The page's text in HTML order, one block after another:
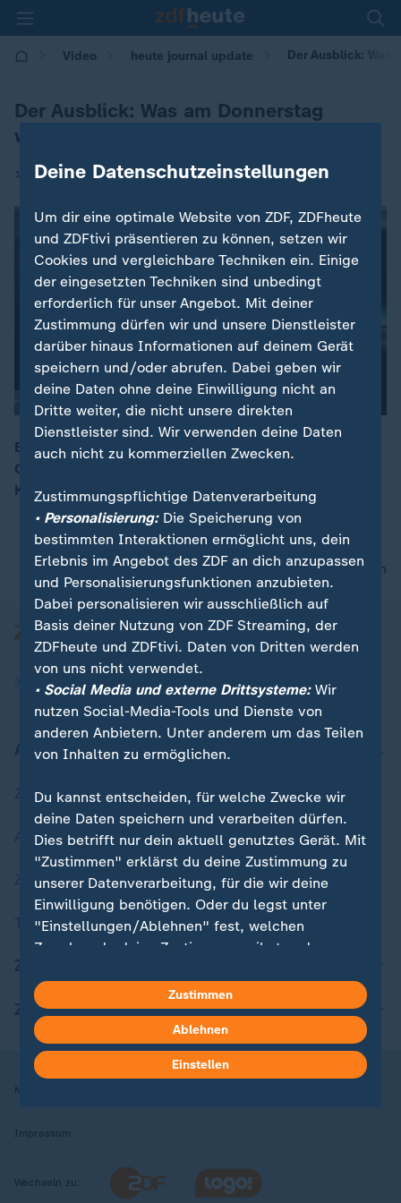
Video heute journal update Der Ausblick: Was
Der Ausblick: Was am Donnerstag
wichtig ist
11.12.2025 | 00:45
Entscheidung zum Tanker der Schattenflotte /
Grundsatzrede von NATO-Generalsekretär Rutte /
Kinderrechte-Index
nach oben
Aktuell bei ZDFheute
Zuletzt veröffentlicht
Aktuelle Sendungs-Videos
ZDFheute Stories
Themen im Überblick
ZDFheute Apps
Nutzungsbedingungen
Impressum
Wechseln zu:
Deine Datenschutzeinstellungen
Um dir eine optimale Website von ZDF, ZDFheute
und ZDFtivi präsentieren zu können, setzen wir
Cookies und vergleichbare Techniken ein. Einige
der eingesetzten Techniken sind unbedingt
erforderlich für unser Angebot. Mit deiner
Zustimmung dürfen wir und unsere Dienstleister
darüber hinaus Informationen auf deinem Gerät
speichern und/oder abrufen. Dabei geben wir
deine Daten ohne deine Einwilligung nicht an
Dritte weiter, die nicht unsere direkten
Dienstleister sind. Wir verwenden deine Daten
auch nicht zu kommerziellen Zwecken.
Zustimmungspflichtige Datenverarbeitung
• Personalisierung:Die Speicherung von
bestimmten Interaktionen ermöglicht uns, dein
Erlebnis im Angebot des ZDF an dich anzupassen
und Personalisierungsfunktionen anzubieten.
Dabei personalisieren wir ausschließlich auf
Basis deiner Nutzung von ZDF Streaming, der
ZDFheute und ZDFtivi. Daten von Dritten werden
von uns nicht verwendet.
• Social Media und externe Drittsysteme:Wir
nutzen Social-Media-Tools und Dienste von
anderen Anbietern. Unter anderem um das Teilen
von Inhalten zu ermöglichen.
Du kannst entscheiden, für welche Zwecke wir
deine Daten speichern und verarbeiten dürfen.
Dies betrifft nur dein aktuell genutztes Gerät. Mit
"Zustimmen" erklärst du deine Zustimmung zu
unserer Datenverarbeitung, für die wir deine
Einwilligung benötigen. Oder du legst unter
"Einstellungen/Ablehnen" fest, welchen
Zwecken du deine Zustimmung gibst und
kannst du jederzeit mit Wirkung für die Zukunft
in deinen Einstellungen widerrufen oder ändern.
Hier findest du das Impressum.
Weitere Informationen findest du in unserer
Zustimmen
Ablehnen
Einstellen